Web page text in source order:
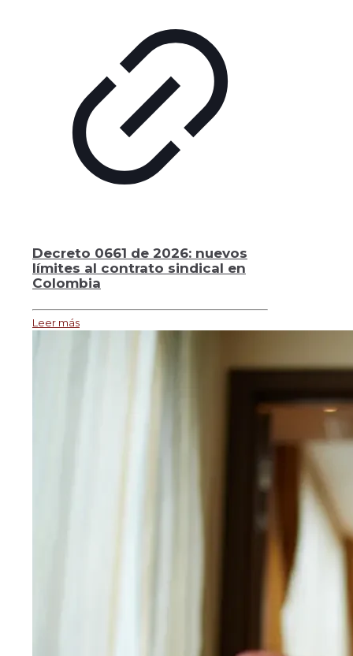
Decreto 0661 de 2026: nuevos
límites al contrato sindical en
Colombia
Leer más